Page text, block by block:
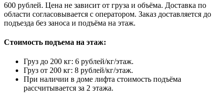
600 рублей. Цена не зависит от груза и объёма. Доставка по
области согласовывается с оператором. Заказ доставляется до
подъезда без заноса и подъёма на этаж.
Стоимость подъема на этаж:
Груз до 200 кг: 6 рублей/кг/этаж.
Груз от 200 кг: 8 рублей/кг/этаж.
При наличии в доме лифта стоимость подъёма
рассчитывается за 2 этажа.